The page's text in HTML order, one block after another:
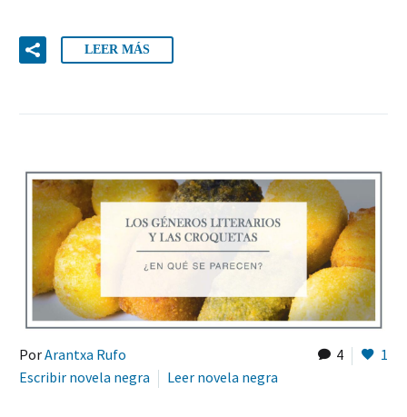
LEER MÁS
4 1
PorArantxa Rufo
Escribir novela negra
Leer novela negra